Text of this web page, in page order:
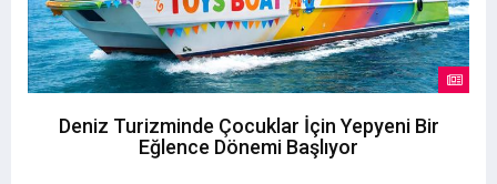
Deniz Turizminde Çocuklar İçin Yepyeni Bir
Eğlence Dönemi Başlıyor